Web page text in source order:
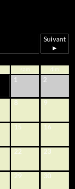
Suivant
►
sam dim
1 2
8 9
15 16
22 23
29 30